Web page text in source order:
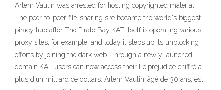
Artem Vaulin was arrested for hosting copyrighted material.
The peer-to-peer file-sharing site became the world's biggest
piracy hub after The Pirate Bay KAT itself is operating various
proxy sites, for example, and today it steps up its unblocking
efforts by joining the dark web. Through a newly launched
domain KAT users can now access their Le préjudice chiffré à
plus d'un milliard de dollars. Artem Vaulin, âgé de 30 ans, est